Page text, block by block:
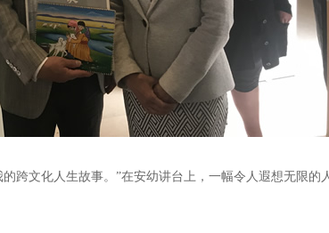
文化人生故事。”在安幼讲台上，一幅令人遐想无限的